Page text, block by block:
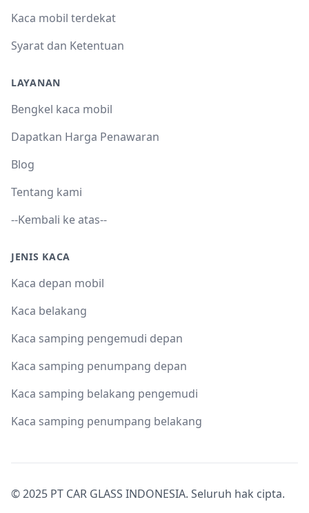
Kaca mobil terdekat
Syarat dan Ketentuan
LAYANAN
Bengkel kaca mobil
Dapatkan Harga Penawaran
Blog
Tentang kami
--Kembali ke atas--
JENIS KACA
Kaca depan mobil
Kaca belakang
Kaca samping pengemudi depan
Kaca samping penumpang depan
Kaca samping belakang pengemudi
Kaca samping penumpang belakang
© 2025 PT CAR GLASS INDONESIA. Seluruh hak cipta.